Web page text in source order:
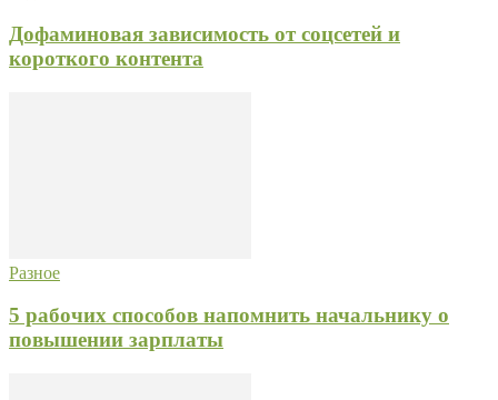
Дофаминовая зависимость от соцсетей и
короткого контента
Разное
5 рабочих способов напомнить начальнику о
повышении зарплаты